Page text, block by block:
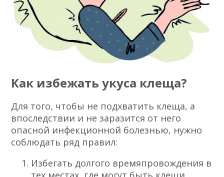
Как избежать укуса клеща?
Для того, чтобы не подхватить клеща, а
впоследствии и не заразится от него
опасной инфекционной болезнью, нужно
соблюдать ряд правил:
Избегать долгого времяпровождения в